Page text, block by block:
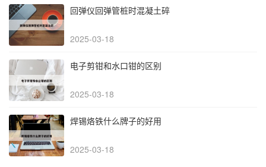
回弹仪回弹管桩时混凝土碎
2025-03-18
电子剪钳和水口钳的区别
2025-03-18
焊锡烙铁什么牌子的好用
2025-03-18